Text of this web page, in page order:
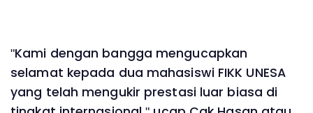
"Kami dengan bangga mengucapkan
selamat kepada dua mahasiswi FIKK UNESA
yang telah mengukir prestasi luar biasa di